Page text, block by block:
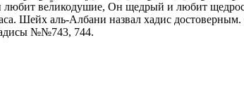
любит великодушие, Он щедрый и любит
Шейх аль-Албани назвал хадис
№№743, 744.